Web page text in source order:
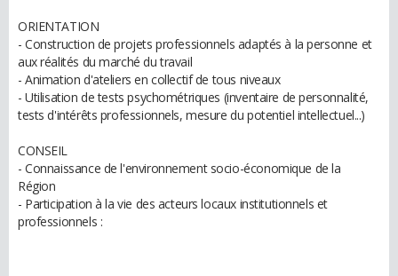
ORIENTATION
- Construction de projets professionnels adaptés à la personne et
aux réalités du marché du travail
- Animation d'ateliers en collectif de tous niveaux
- Utilisation de tests psychométriques (inventaire de personnalité,
tests d'intérêts professionnels, mesure du potentiel intellectuel...)
CONSEIL
- Connaissance de l'environnement socio-économique de la
Région
- Participation à la vie des acteurs locaux institutionnels et
professionnels :